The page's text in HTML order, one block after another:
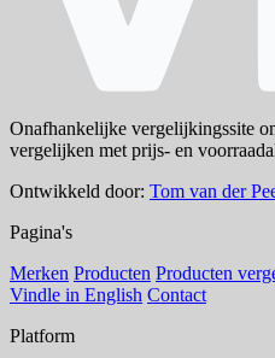
Onafhankelijke vergelijkingssite
vergelijken met prijs- en
Ontwikkeld door: Tom van der
Pagina's
Merken Producten Producten
Vindle in English Contact
Platform